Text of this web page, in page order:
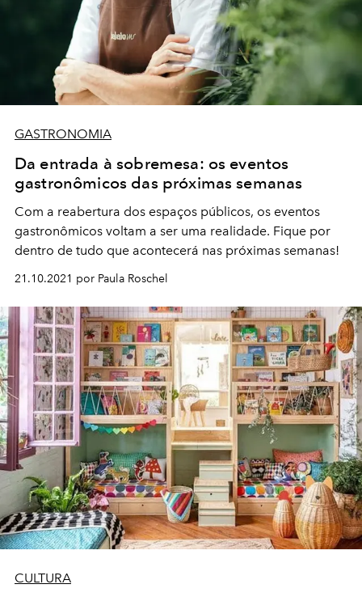
GASTRONOMIA
Da entrada à sobremesa: os eventos
gastronômicos das próximas semanas
Com a reabertura dos espaços públicos, os eventos
gastronômicos voltam a ser uma realidade. Fique por
dentro de tudo que acontecerá nas próximas semanas!
21.10.2021 por Paula Roschel
CULTURA